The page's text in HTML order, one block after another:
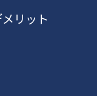
リット